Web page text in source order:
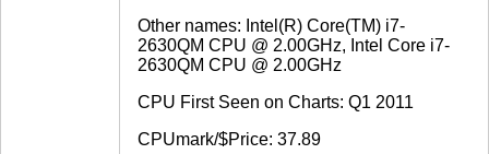
Other names: Intel(R) Core(TM) i7-
2630QM CPU @ 2.00GHz, Intel Core i7-
2630QM CPU @ 2.00GHz
CPU First Seen on Charts: Q1 2011
CPUmark/$Price: 37.89